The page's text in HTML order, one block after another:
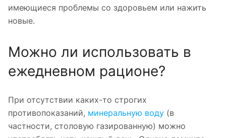
имеющиеся проблемы со здоровьем или нажить
новые.
Можно ли использовать в
ежедневном рационе?
При отсутствии каких-то строгих
противопоказаний, минеральную воду (в
частности, столовую газированную) можно